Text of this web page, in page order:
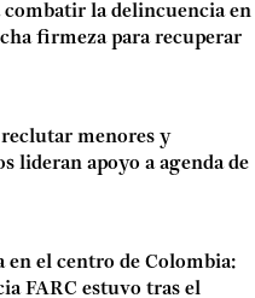
la delincuencia en
firmeza para recuperar
reclutar menores y
lideran apoyo a agenda de
en el centro de Colombia:
FARC estuvo tras el